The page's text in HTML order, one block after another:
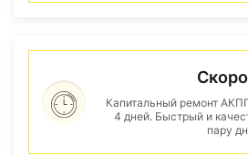
Капитальный ремонт
4 дней. Быстрый и
пару